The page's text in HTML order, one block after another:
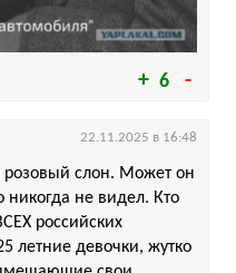
6
розовый слон. Может он
никогда не видел. Кто
российских
летние девочки, жутко
22.11.2025 в 16:48